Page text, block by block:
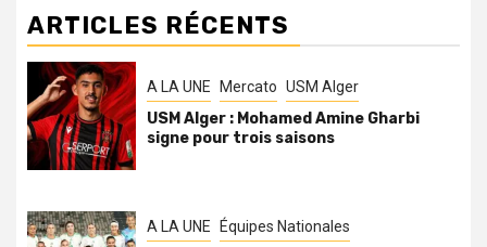
ARTICLES RÉCENTS
A LA UNE Mercato USM Alger
USM Alger : Mohamed Amine Gharbi
signe pour trois saisons
A LA UNE Équipes Nationales